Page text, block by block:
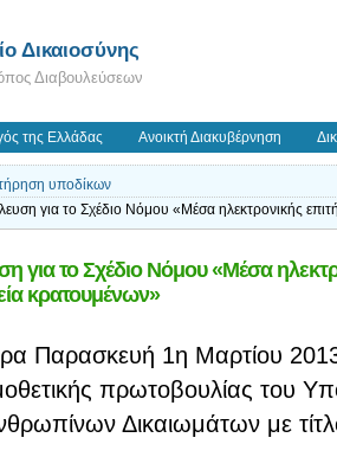
Δικαιοσύνης
Διαβουλεύσεων
της Ελλάδας Ανοικτή Διακυβέρνηση
υποδίκων
για το Σχέδιο Νόμου «Μέσα ηλεκτρονικής
για το Σχέδιο Νόμου «Μέσα
κρατουμένων»
Παρασκευή 1η Μαρτίου
πρωτοβουλίας του
Δικαιωμάτων με